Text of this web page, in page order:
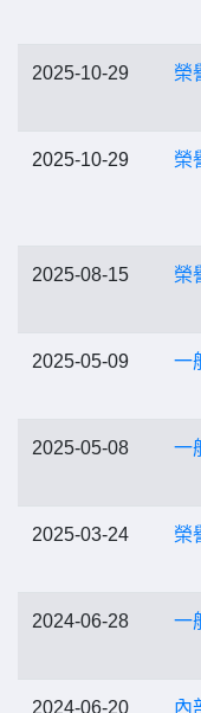
2025-10-29 榮
2025-10-29 榮
2025-08-15 榮
2025-05-09 一
2025-05-08 一
2025-03-24 榮
2024-06-28 一
2024-06-20 內